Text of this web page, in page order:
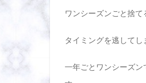
ワンシーズンごと捨て
タイミングを逃してし
一年ごとワンシーズン